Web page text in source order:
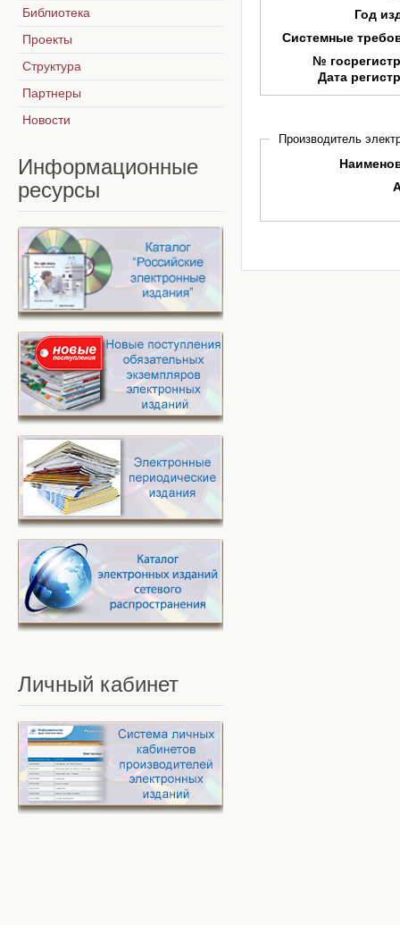
Год
Системные
№
Дата
Производитель
Библиотека
Проекты
Структура
Партнеры
Новости
Информационные
ресурсы
Личный кабинет